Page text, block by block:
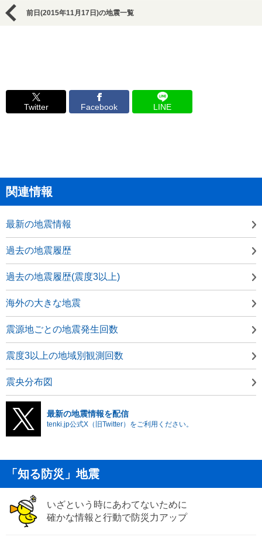
前日(2015年11月17日)の地震一覧
Twitter Facebook LINE
関連情報
最新の地震情報
過去の地震履歴
過去の地震履歴(震度3以上)
海外の大きな地震
震源地ごとの地震発生回数
震度3以上の地域別観測回数
震央分布図
最新の地震情報を配信
tenki.jp公式X（旧Twitter）をご利用ください。
「知る防災」地震
いざという時にあわてないために
確かな情報と行動で防災力アップ